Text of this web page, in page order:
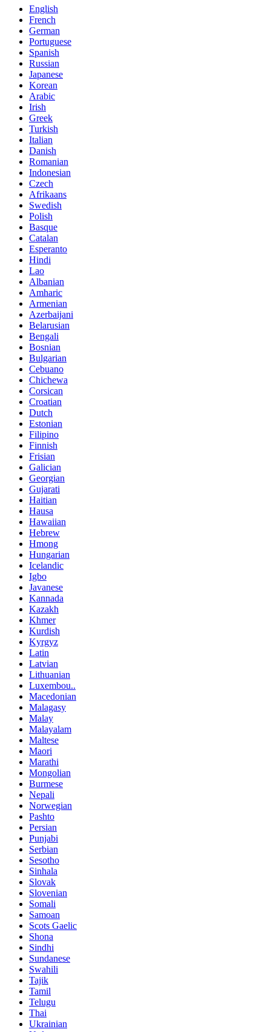
English
French
German
Portuguese
Spanish
Russian
Japanese
Korean
Arabic
Irish
Greek
Turkish
Italian
Danish
Romanian
Indonesian
Czech
Afrikaans
Swedish
Polish
Basque
Catalan
Esperanto
Hindi
Lao
Albanian
Amharic
Armenian
Azerbaijani
Belarusian
Bengali
Bosnian
Bulgarian
Cebuano
Chichewa
Corsican
Croatian
Dutch
Estonian
Filipino
Finnish
Frisian
Galician
Georgian
Gujarati
Haitian
Hausa
Hawaiian
Hebrew
Hmong
Hungarian
Icelandic
Igbo
Javanese
Kannada
Kazakh
Khmer
Kurdish
Kyrgyz
Latin
Latvian
Lithuanian
Luxembou..
Macedonian
Malagasy
Malay
Malayalam
Maltese
Maori
Marathi
Mongolian
Burmese
Nepali
Norwegian
Pashto
Persian
Punjabi
Serbian
Sesotho
Sinhala
Slovak
Slovenian
Somali
Samoan
Scots Gaelic
Shona
Sindhi
Sundanese
Swahili
Tajik
Tamil
Telugu
Thai
Ukrainian